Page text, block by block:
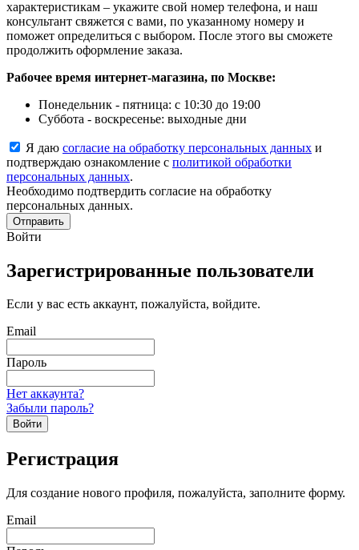
характеристикам – укажите свой номер телефона, и наш
консультант свяжется с вами, по указанному номеру и
поможет определиться с выбором. После этого вы сможете
продолжить оформление заказа.
Рабочее время интернет-магазина, по Москве:
Понедельник - пятница: с 10:30 до 19:00
Суббота - воскресенье: выходные дни
Я даю согласие на обработку персональных данных и
подтверждаю ознакомление с политикой обработки
персональных данных.
Необходимо подтвердить согласие на обработку
персональных данных.
Отправить
Войти
Зарегистрированные пользователи
Если у вас есть аккаунт, пожалуйста, войдите.
Email
Пароль
Нет аккаунта?
Забыли пароль?
Войти
Регистрация
Для создание нового профиля, пожалуйста, заполните форму.
Email